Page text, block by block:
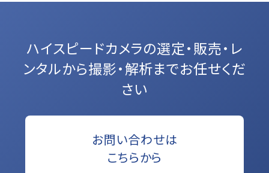
ハイスピードカメラの選定・販売・レ
ンタルから撮影・解析までお任せくだ
さい
お問い合わせは
こちらから